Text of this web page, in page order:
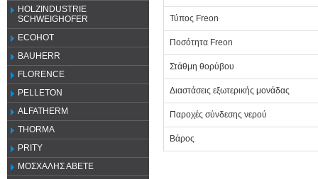
HOLZINDUSTRIE
SCHWEIGHOFER
ECOHOT
BAUHERR
FLORENCE
PELLETON
ALFATHERM
THORMA
PRITY
ΜΟΣΧΑΛΗΣ ΑΒΕΤΕ
Τύπος Freon
Ποσότητα Freon
Στάθμη θορύβου
Διαστάσεις εξωτερικής μονάδας
Παροχές σύνδεσης νερού
Βάρος